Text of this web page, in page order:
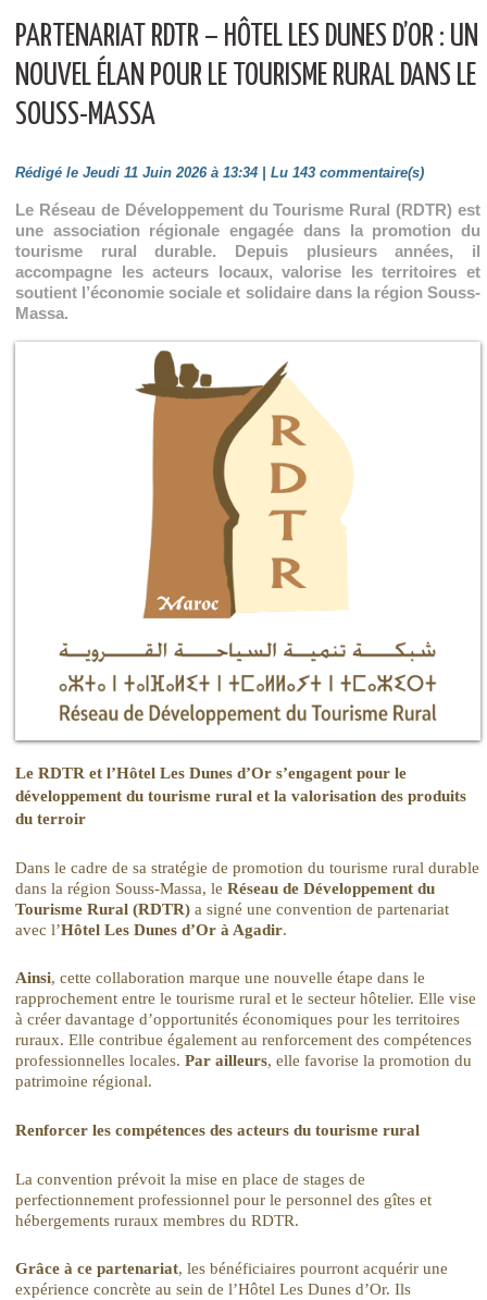
PARTENARIAT RDTR – HÔTEL LES DUNES D’OR : UN
NOUVEL ÉLAN POUR LE TOURISME RURAL DANS LE
SOUSS-MASSA
Rédigé le Jeudi 11 Juin 2026 à 13:34 | Lu 143 commentaire(s)
Le Réseau de Développement du Tourisme Rural (RDTR) est
une association régionale engagée dans la promotion du
tourisme rural durable. Depuis plusieurs années, il
accompagne les acteurs locaux, valorise les territoires et
soutient l’économie sociale et solidaire dans la région Souss-
Massa.
Le RDTR et l’Hôtel Les Dunes d’Or s’engagent pour le
développement du tourisme rural et la valorisation des produits
du terroir
Dans le cadre de sa stratégie de promotion du tourisme rural durable
dans la région Souss-Massa, le Réseau de Développement du
Tourisme Rural (RDTR) a signé une convention de partenariat
avec l’Hôtel Les Dunes d’Or à Agadir.
Ainsi, cette collaboration marque une nouvelle étape dans le
rapprochement entre le tourisme rural et le secteur hôtelier. Elle vise
à créer davantage d’opportunités économiques pour les territoires
ruraux. Elle contribue également au renforcement des compétences
professionnelles locales. Par ailleurs, elle favorise la promotion du
patrimoine régional.
Renforcer les compétences des acteurs du tourisme rural
La convention prévoit la mise en place de stages de
perfectionnement professionnel pour le personnel des gîtes et
hébergements ruraux membres du RDTR.
Grâce à ce partenariat, les bénéficiaires pourront acquérir une
expérience concrète au sein de l’Hôtel Les Dunes d’Or. Ils